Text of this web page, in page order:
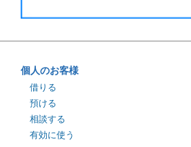
個人のお客様
借りる
預ける
相談する
有効に使う